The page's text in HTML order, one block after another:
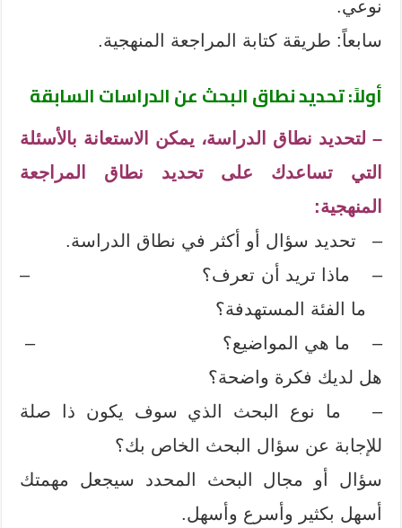
نوعي.
سابعاً: طريقة كتابة المراجعة المنهجية.
أولاً: تحديد نطاق البحث عن الدراسات السابقة
– لتحديد نطاق الدراسة، يمكن الاستعانة بالأسئلة
التي تساعدك على تحديد نطاق المراجعة
المنهجية:
– تحديد سؤال أو أكثر في نطاق الدراسة.
– ماذا تريد أن تعرف؟ –
ما الفئة المستهدفة؟
– ما هي المواضيع؟ –
هل لديك فكرة واضحة؟
– ما نوع البحث الذي سوف يكون ذا صلة
للإجابة عن سؤال البحث الخاص بك؟
سؤال أو مجال البحث المحدد سيجعل مهمتك
أسهل بكثير وأسرع وأسهل.